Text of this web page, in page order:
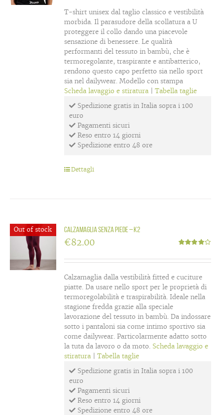
T-shirt unisex dal taglio classico e vestibilità
morbida. Il parasudore della scollatura a U
proteggere il collo dando una piacevole
sensazione di benessere. Le qualità
performanti del tessuto in bambù, che è
termoregolante, traspirante e antibatterico,
rendono questo capo perfetto sia nello sport
sia nel dailywear. Modello con stampa
Scheda lavaggio e stiratura |Tabella taglie
Spedizione gratis in Italia sopra i 100
euro
Pagamenti sicuri
Reso entro 14 giorni
Spedizione entro 48 ore
Dettagli
Out of stock Calzamaglia senza piede – K2
4.00su 5
€82.00
Calzamaglia dalla vestibilità fitted e cuciture
piatte. Da usare nello sport per le proprietà di
termoregolabilità e traspirabilità. Ideale nella
stagione fredda grazie alla speciale
lavorazione del tessuto in bambù. Da indossare
sotto i pantaloni sia come intimo sportivo sia
come dailywear. Particolarmente adatto sotto
la tuta da lavoro o da moto. Scheda lavaggio e
stiratura |Tabella taglie
Spedizione gratis in Italia sopra i 100
euro
Pagamenti sicuri
Reso entro 14 giorni
Spedizione entro 48 ore